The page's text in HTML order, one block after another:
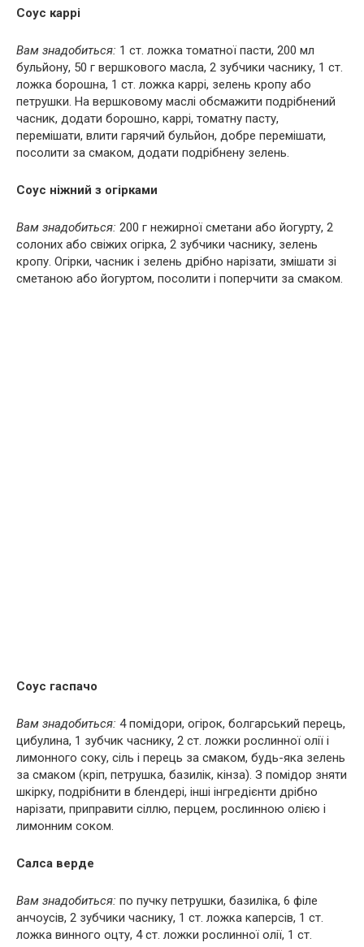
Соус каррі
Вам знадобиться: 1 ст. ложка томатної пасти, 200 мл
бульйону, 50 г вершкового масла, 2 зубчики часнику, 1 ст.
ложка борошна, 1 ст. ложка каррі, зелень кропу або
петрушки. На вершковому маслі обсмажити подрібнений
часник, додати борошно, каррі, томатну пасту,
перемішати, влити гарячий бульйон, добре перемішати,
посолити за смаком, додати подрібнену зелень.
Соус ніжний з огірками
Вам знадобиться: 200 г нежирної сметани або йогурту, 2
солоних або свіжих огірка, 2 зубчики часнику, зелень
кропу. Огірки, часник і зелень дрібно нарізати, змішати зі
сметаною або йогуртом, посолити і поперчити за смаком.
Соус гаспачо
Вам знадобиться: 4 помідори, огірок, болгарський перець,
цибулина, 1 зубчик часнику, 2 ст. ложки рослинної олії і
лимонного соку, сіль і перець за смаком, будь-яка зелень
за смаком (кріп, петрушка, базилік, кінза). З помідор зняти
шкірку, подрібнити в блендері, інші інгредієнти дрібно
нарізати, приправити сіллю, перцем, рослинною олією і
лимонним соком.
Салса верде
Вам знадобиться: по пучку петрушки, базиліка, 6 філе
анчоусів, 2 зубчики часнику, 1 ст. ложка каперсів, 1 ст.
ложка винного оцту, 4 ст. ложки рослинної олії, 1 ст.